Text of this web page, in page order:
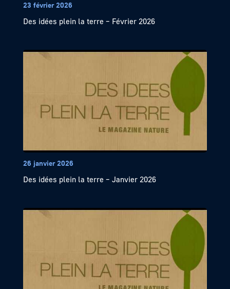
23 février 2026
Des idées plein la terre – Février 2026
26 janvier 2026
Des idées plein la terre – Janvier 2026